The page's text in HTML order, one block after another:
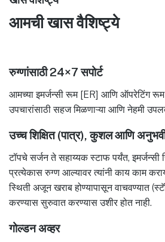
आमची खास वैशिष्ट्ये
रुग्णांसाठी 24×7 सपोर्ट
आमच्या इमर्जन्सी रूम [ER] आणि ऑपरेटिंग रूम
उपचारांसाठी सहज मिळणाऱ्या आणि नेहमी
उच्च शिक्षित (पात्र), कुशल आणि
टॉपचे सर्जन ते सहाय्यक स्टाफ पर्यंत, इमर्जन्सी
प्रत्येकास रुग्ण आल्यावर त्यांनी काय काम
स्थिती अजून खराब होण्यापासून वाचवण्यात
करण्यास सुरुवात करण्यास उशीर होत नाही.
गोल्डन अव्हर